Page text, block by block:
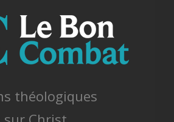
théologiques